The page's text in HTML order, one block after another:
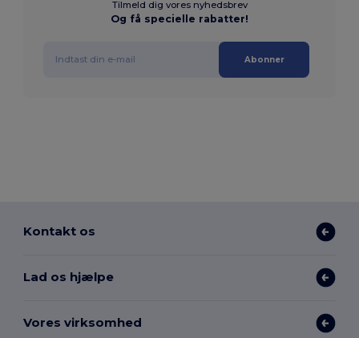
Tilmeld dig vores nyhedsbrev
Og få specielle rabatter!
Abonner
Kontakt os
Lad os hjælpe
Vores virksomhed